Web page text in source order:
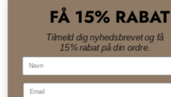
© 2026, Damernes Outlet. Drevet af Shopify
FÅ 15% RABAT
Tilmeld dig nyhedsbrevet og få
15% rabat på din ordre.
Navn